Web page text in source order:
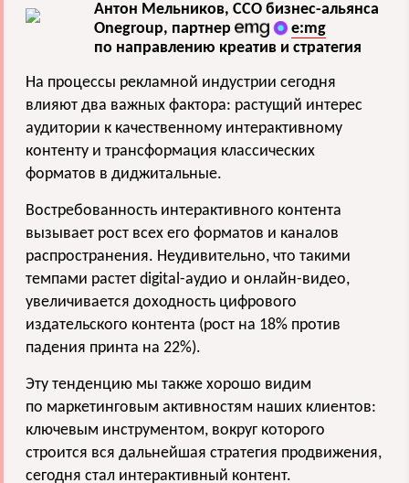
Антон Мельников, CCO бизнес-альянса
Onegroup, партнер
e:mg
по направлению креатив и стратегия
На процессы рекламной индустрии сегодня
влияют два важных фактора: растущий интерес
аудитории к качественному интерактивному
контенту и трансформация классических
форматов в диджитальные.
Востребованность интерактивного контента
вызывает рост всех его форматов и каналов
распространения. Неудивительно, что такими
темпами растет digital-аудио и онлайн-видео,
увеличивается доходность цифрового
издательского контента (рост на 18% против
падения принта на 22%).
Эту тенденцию мы также хорошо видим
по маркетинговым активностям наших клиентов:
ключевым инструментом, вокруг которого
строится вся дальнейшая стратегия продвижения,
сегодня стал интерактивный контент.